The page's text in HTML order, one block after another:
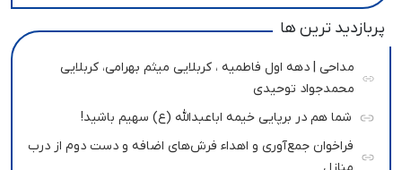
پربازدید ترین ها
مداحی | دهه اول فاطمیه ، کربلایی میثم بهرامی، کربلایی
محمدجواد توحیدی
شما هم در برپایی خیمه اباعبدالله (ع) سهیم باشید!
فراخوان جمع‌آوری و اهداء فرش‌های اضافه و دست دوم از درب